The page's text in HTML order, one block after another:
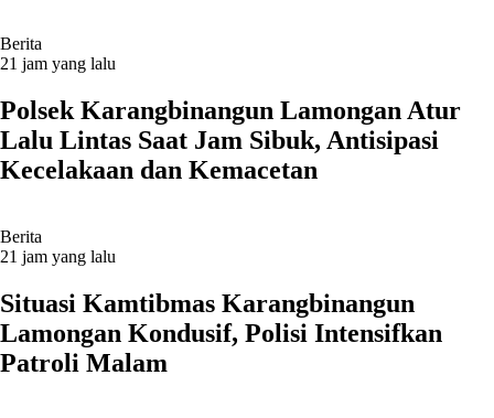
Berita
21 jam yang lalu
Polsek Karangbinangun Lamongan Atur
Lalu Lintas Saat Jam Sibuk, Antisipasi
Kecelakaan dan Kemacetan
Berita
21 jam yang lalu
Situasi Kamtibmas Karangbinangun
Lamongan Kondusif, Polisi Intensifkan
Patroli Malam